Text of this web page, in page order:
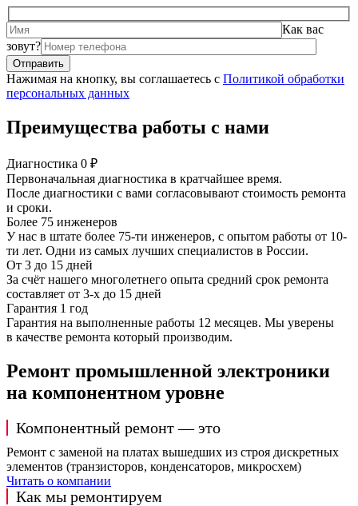
Как вас
зовут?
Нажимая на кнопку, вы соглашаетесь с Политикой обработки
персональных данных
Преимущества работы с нами
Диагностика 0 ₽
Первоначальная диагностика в кратчайшее время.
После диагностики с вами согласовывают стоимость ремонта
и сроки.
Более 75 инженеров
У нас в штате более 75-ти инженеров, с опытом работы от 10-
ти лет. Одни из самых лучших специалистов в России.
От 3 до 15 дней
За счёт нашего многолетнего опыта средний срок ремонта
составляет от 3-х до 15 дней
Гарантия 1 год
Гарантия на выполненные работы 12 месяцев. Мы уверены
в качестве ремонта который производим.
Ремонт промышленной электроники
на компонентном уровне
Компонентный ремонт — это
Ремонт с заменой на платах вышедших из строя дискретных
элементов (транзисторов, конденсаторов, микросхем)
Читать о компании
Как мы ремонтируем